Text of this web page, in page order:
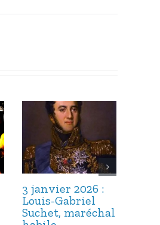
3 janvier 2026 :
Louis-Gabriel
Suchet, maréchal